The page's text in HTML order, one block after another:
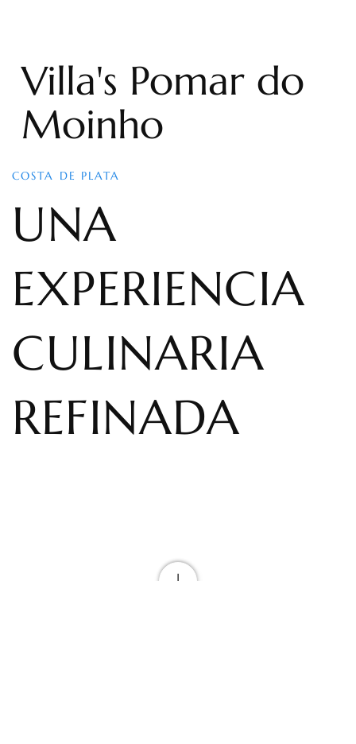
Villa's Pomar do
Moinho
COSTA DE PLATA
UNA
EXPERIENCIA
CULINARIA
REFINADA